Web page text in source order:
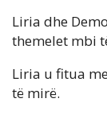
Liria dhe
themelet mbi
Liria u fitua
të mirë.